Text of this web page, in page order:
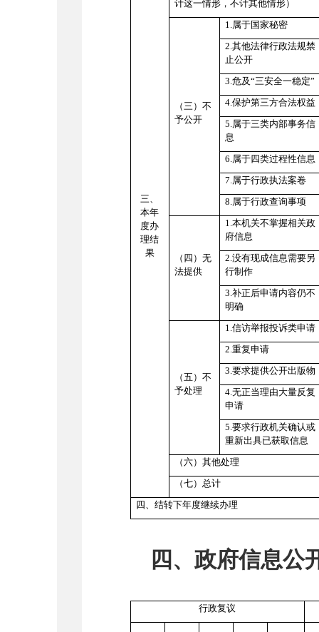
三、
本年
度办
理结
果
计这一情形，不计其他情形）
（三）不
予公开
1.属于国家秘密
2.其他法律行政法规禁
止公开
3.危及“三安全一稳定”
4.保护第三方合法权益
5.属于三类内部事务信
息
6.属于四类过程性信息
7.属于行政执法案卷
8.属于行政查询事项
（四）无
法提供
1.本机关不掌握相关政
府信息
2.没有现成信息需要另
行制作
3.补正后申请内容仍不
明确
（五）不
予处理
1.信访举报投诉类申请
2.重复申请
3.要求提供公开出版物
4.无正当理由大量反复
申请
5.要求行政机关确认或
重新出具已获取信息
（六）其他处理
（七）总计
四、结转下年度继续办理
四、政府信息公
行政复议